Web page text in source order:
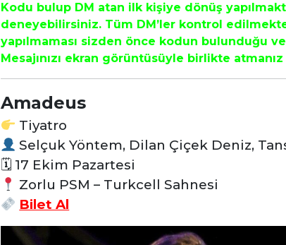
Kodu bulup DM atan ilk kişiye dönüş
deneyebilirsiniz. Tüm DM’ler kontrol
yapılmaması sizden önce kodun bulunduğu
Mesajınızı ekran görüntüsüyle birlikte
Amadeus
Tiyatro
Selçuk Yöntem, Dilan Çiçek Deniz,
🗓 17 Ekim Pazartesi
Zorlu PSM – Turkcell Sahnesi
Bilet Al